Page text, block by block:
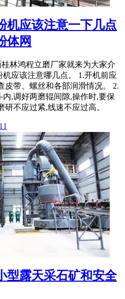
机应该注意一下几点
体网
林鸿程立磨厂家就来为大家介
应该注意哪几点。 1.开机前应
皮带、螺丝和各部润滑情况。 2.
,调好两磨辊间隙,操作时,要保
不应过紧,线速不应过高。
型露天采石矿和安全